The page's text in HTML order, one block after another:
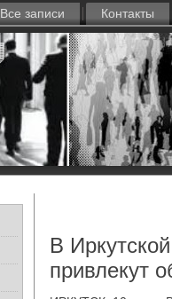
Все записи Контакты
В
привлекут